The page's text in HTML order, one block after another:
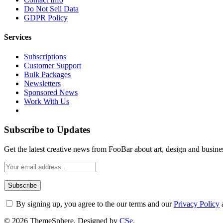
Do Not Sell Data
GDPR Policy
Services
Subscriptions
Customer Support
Bulk Packages
Newsletters
Sponsored News
Work With Us
Subscribe to Updates
Get the latest creative news from FooBar about art, design and
By signing up, you agree to the our terms and ourPrivacy Policy
© 2026 ThemeSphere. Designed by CSe.